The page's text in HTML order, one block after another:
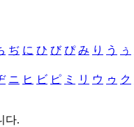
ぢ に ひ び ぴ み り う ぅ
ニ ヒ ビ ピ ミ リ ウ ゥ ク
다.